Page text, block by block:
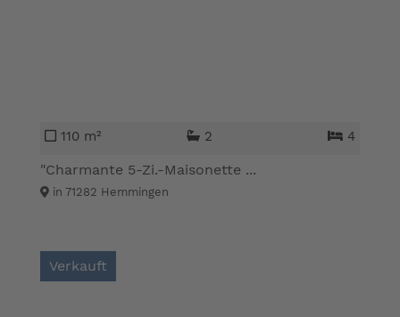
110 m² 2 4
"Charmante 5-Zi.-Maisonette ...
in 71282 Hemmingen
Verkauft